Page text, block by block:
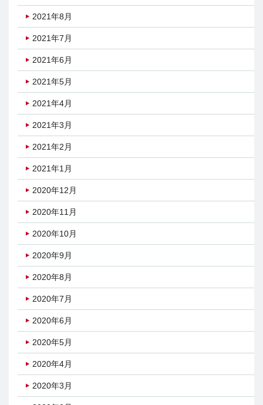
2021年8月
2021年7月
2021年6月
2021年5月
2021年4月
2021年3月
2021年2月
2021年1月
2020年12月
2020年11月
2020年10月
2020年9月
2020年8月
2020年7月
2020年6月
2020年5月
2020年4月
2020年3月